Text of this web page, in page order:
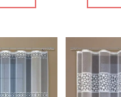
viacero
variantov.
Možnosti
si